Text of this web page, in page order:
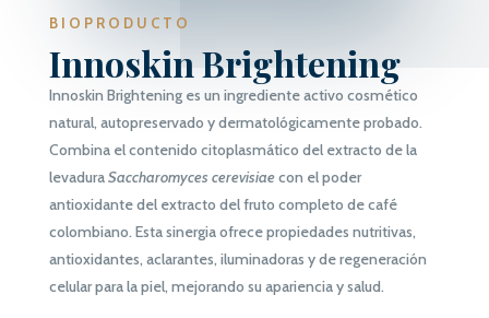
BIOPRODUCTO
Innoskin Brightening
Innoskin Brightening es un ingrediente activo cosmético
natural, autopreservado y dermatológicamente probado.
Combina el contenido citoplasmático del extracto de la
levaduraSaccharomyces cerevisiaecon el poder
antioxidante del extracto del fruto completo de café
colombiano. Esta sinergia ofrece propiedades nutritivas,
antioxidantes, aclarantes, iluminadoras y de regeneración
celular para la piel, mejorando su apariencia y salud.